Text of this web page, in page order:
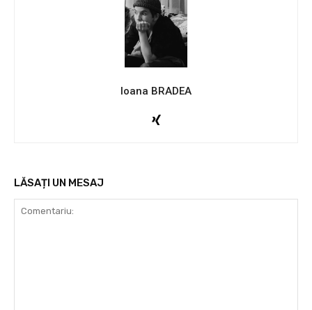
Ioana BRADEA
LĂSAȚI UN MESAJ